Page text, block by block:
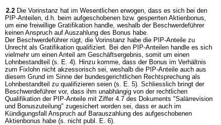
2.2 Die Vorinstanz hat im Wesentlichen erwogen, dass es sich bei den
PIP-Anteilen, d.h. beim aufgeschobenen bzw. gesperrten Aktienbonus,
um eine freiwillige Gratifikation handle, weshalb der Beschwerdeführer
keinen Anspruch auf Auszahlung des Bonus habe.
Der Beschwerdeführer rügt, die Vorinstanz habe die PIP-Anteile zu
Unrecht als Gratifikation qualifiziert. Bei den PIP-Anteilen handle es sich
vielmehr um einen Anteil am Geschäftsergebnis, somit um einen
Lohnbestandteil (s. E. 4). Hinzu komme, dass der Bonus im Verhältnis
zum Fixlohn nicht akzessorisch sei, weshalb die PIP-Anteile auch aus
diesem Grund im Sinne der bundesgerichtlichen Rechtsprechung als
Lohnbestandteil zu qualifizieren seien (s. E. 5). Schliesslich bringt der
Beschwerdeführer vor, dass ihm unabhängig von der rechtlichen
Qualifikation der PIP-Anteile mit Ziffer 4.7 des Dokuments "Salärrevision
und Bonuszuteilung" zugesichert worden sei, dass er auch im
Kündigungsfall Anspruch auf Barauszahlung des aufgeschobenen
Aktienbonus habe (s. nicht publ. E. 6).